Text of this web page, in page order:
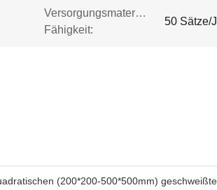
Versorgungsmaterial-
Fähigkeit:
50 Sätze/
(200*200-500*500mm)